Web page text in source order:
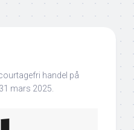
handel på
mars 2025.